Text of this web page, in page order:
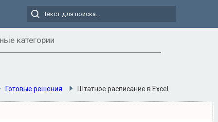
категории
Готовые решения Штатное расписание в Excel